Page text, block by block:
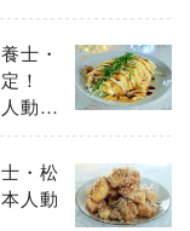
士・
定！
動画
・松
人動